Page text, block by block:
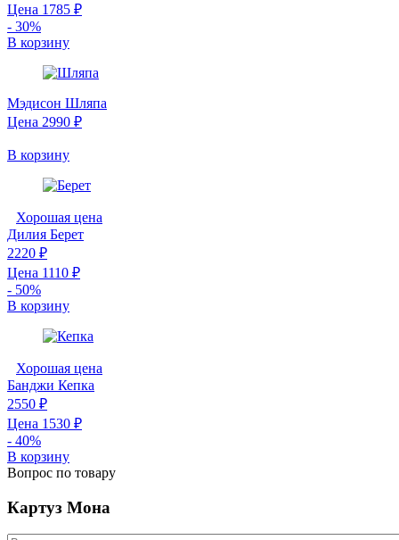
Цена 1785 ₽
- 30%
В корзину
Мэдисон Шляпа
Цена 2990 ₽
В корзину
Хорошая цена
Дилия Берет
2220 ₽
Цена 1110 ₽
- 50%
В корзину
Хорошая цена
Банджи Кепка
2550 ₽
Цена 1530 ₽
- 40%
В корзину
Вопрос по товару
Картуз Мона